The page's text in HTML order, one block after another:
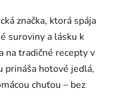
značka, ktorá spája
suroviny a lásku k
na tradičné recepty v
prináša hotové jedlá,
chuťou – bez